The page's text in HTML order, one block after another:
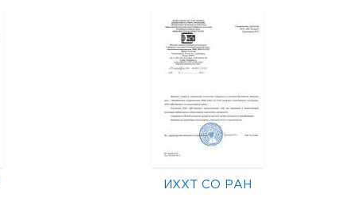
ИХХТ СО РАН